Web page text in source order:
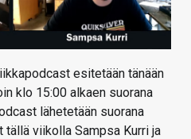
esitetään tänään
klo 15:00 alkaen suorana
lähetetään suorana
tällä viikolla Sampsa Kurri ja